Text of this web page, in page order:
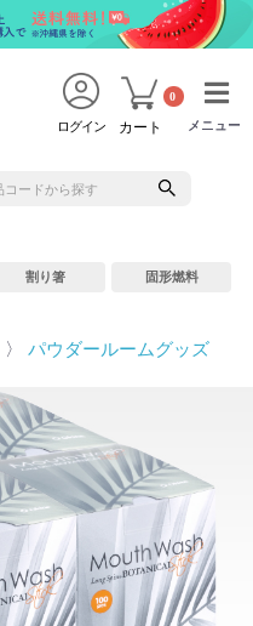
メニュー
メニュー
ログイン カート
0
割り箸 固形燃料
〉 パウダールームグッズ